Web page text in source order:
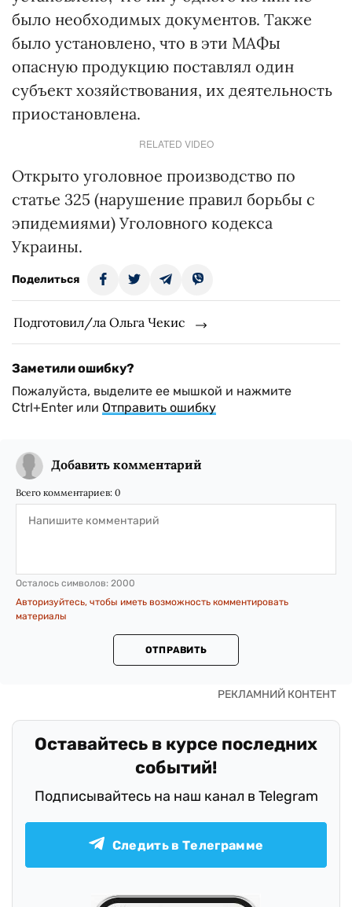
было необходимых документов. Также
было установлено, что в эти МАФы
опасную продукцию поставлял один
субъект хозяйствования, их деятельность
приостановлена.
RELATED VIDEO
Открыто уголовное производство по
статье 325 (нарушение правил борьбы с
эпидемиями) Уголовного кодекса
Украины.
Поделиться
Подготовил/ла Ольга Чекис
Заметили ошибку?
Пожалуйста, выделите ее мышкой и нажмите
Ctrl+Enter или Отправить ошибку
Добавить комментарий
Всего комментариев: 0
Осталось символов: 2000
Авторизуйтесь, чтобы иметь возможность комментировать
материалы
ОТПРАВИТЬ
Оставайтесь в курсе последних
событий!
Подписывайтесь на наш канал в Telegram
Следить в Телеграмме